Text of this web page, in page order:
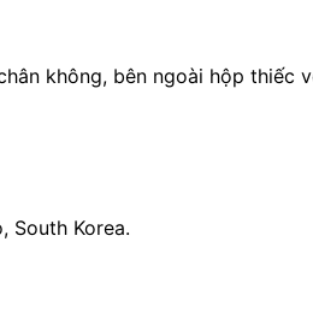
không, bên ngoài hộp thiếc
South Korea.